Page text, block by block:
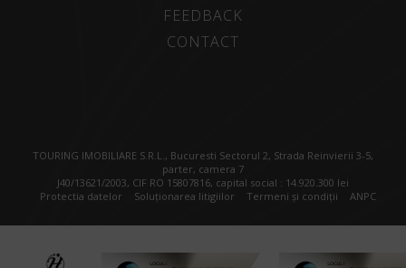
FEEDBACK
CONTACT
TOURING IMOBILIARE S.R.L., Bucuresti Sectorul 2, Strada Reinvierii 3-5,
parter, camera 7
J40/13621/2003, CIF RO 15807816, capital social : 14.920.300 lei
Protectia datelor
Soluționarea litigiilor Termeni și condiții ANPC